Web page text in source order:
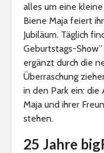
alles um eine
Biene Maja feiert
Jubiläum. Täglich
Geburtstags-
ergänzt durch die
Überraschung
in den Park ein: die
Maja und ihrer
stehen.
25 Jahre